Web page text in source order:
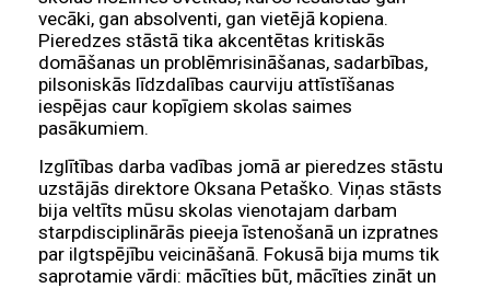
vecāki, gan absolventi, gan vietējā kopiena.
Pieredzes stāstā tika akcentētas kritiskās
domāšanas un problēmrisināšanas, sadarbības,
pilsoniskās līdzdalības caurviju attīstīšanas
iespējas caur kopīgiem skolas saimes
pasākumiem.
Izglītības darba vadības jomā ar pieredzes stāstu
uzstājās direktore Oksana Petaško. Viņas stāsts
bija veltīts mūsu skolas vienotajam darbam
starpdisciplinārās pieeja īstenošanā un izpratnes
par ilgtspējību veicināšanā. Fokusā bija mums tik
saprotamie vārdi: mācīties būt, mācīties zināt un